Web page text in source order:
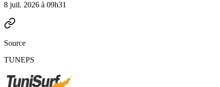
8 juil. 2026 à 09h31
Source
TUNEPS